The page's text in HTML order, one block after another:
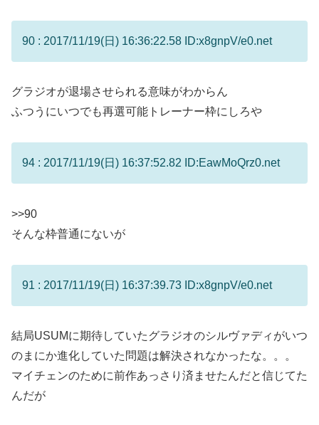
90 : 2017/11/19(日) 16:36:22.58 ID:x8gnpV/e0.net
グラジオが退場させられる意味がわからん
ふつうにいつでも再選可能トレーナー枠にしろや
94 : 2017/11/19(日) 16:37:52.82 ID:EawMoQrz0.net
>>90
そんな枠普通にないが
91 : 2017/11/19(日) 16:37:39.73 ID:x8gnpV/e0.net
結局USUMに期待していたグラジオのシルヴァディがいつ
のまにか進化していた問題は解決されなかったな。。。
マイチェンのために前作あっさり済ませたんだと信じてた
んだが